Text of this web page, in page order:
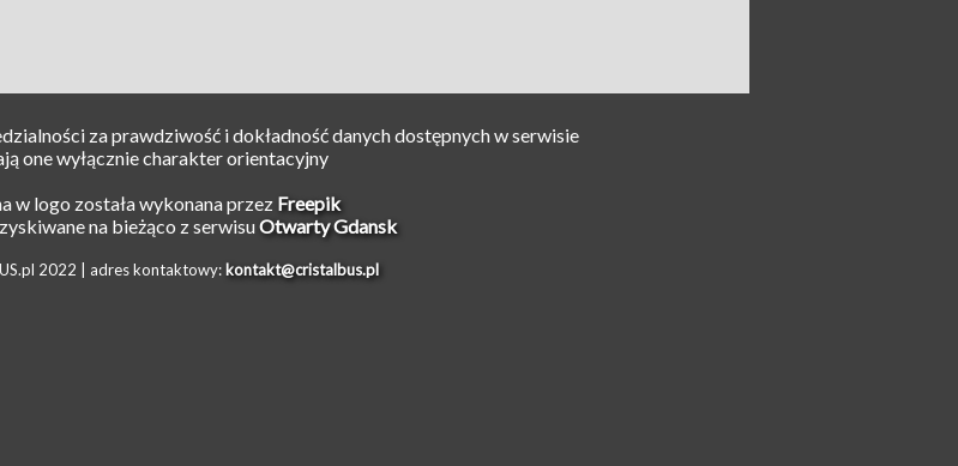
za prawdziwość i dokładność danych dostępnych w serwisie
one wyłącznie charakter orientacyjny
w logo została wykonana przez Freepik
na bieżąco z serwisuOtwarty Gdansk
2022 | adres kontaktowy: kontakt@cristalbus.pl